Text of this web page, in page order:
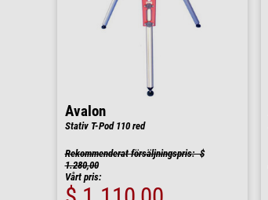
Avalon
Stativ T-Pod 110 red
Rekommenderat försäljningspris: $
1.280,00
Vårt pris: